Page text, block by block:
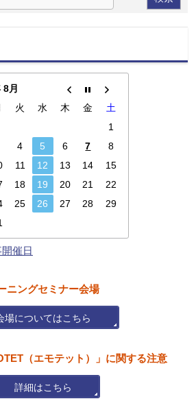
月
火 水 木 金
土
1
4 5 6 7
8
11 12 13 14
15
18 19 20 21
22
25 26 27 28
29
催日
ニングセミナー会場
場についてはこちら
（エモテット）」に関する注意
詳細はこちら